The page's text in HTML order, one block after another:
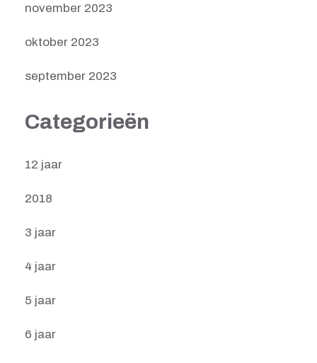
november 2023
oktober 2023
september 2023
Categorieën
12 jaar
2018
3 jaar
4 jaar
5 jaar
6 jaar